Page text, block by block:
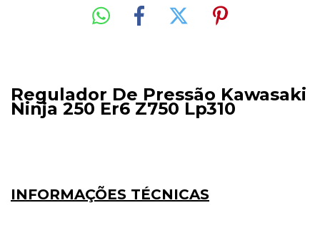
Regulador De Pressão Kawasaki
Ninja 250 Er6 Z750 Lp310
INFORMAÇÕES TÉCNICAS